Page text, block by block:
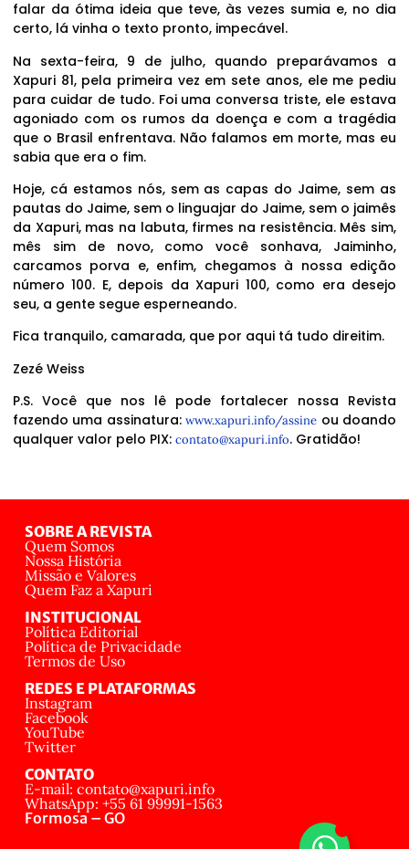
falar da ótima ideia que teve, às vezes sumia e, no dia
certo, lá vinha o texto pronto, impecável.
Na sexta-feira, 9 de julho, quando preparávamos a
Xapuri 81, pela primeira vez em sete anos, ele me pediu
para cuidar de tudo. Foi uma conversa triste, ele estava
agoniado com os rumos da doença e com a tragédia
que o Brasil enfrentava. Não falamos em morte, mas eu
sabia que era o fim.
Hoje, cá estamos nós, sem as capas do Jaime, sem as
pautas do Jaime, sem o linguajar do Jaime, sem o jaimês
da Xapuri, mas na labuta, firmes na resistência. Mês sim,
mês sim de novo, como você sonhava, Jaiminho,
carcamos porva e, enfim, chegamos à nossa edição
número 100. E, depois da Xapuri 100, como era desejo
seu, a gente segue esperneando.
Fica tranquilo, camarada, que por aqui tá tudo direitim.
Zezé Weiss
P.S. Você que nos lê pode fortalecer nossa Revista
fazendo uma assinatura:www.xapuri.info/assine ou doando
qualquer valor pelo PIX: contato@xapuri.info. Gratidão!
SOBRE A REVISTA
Quem Somos
Nossa História
Missão e Valores
Quem Faz a Xapuri
INSTITUCIONAL
Política Editorial
Política de Privacidade
Termos de Uso
REDES E PLATAFORMAS
Instagram
Facebook
YouTube
Twitter
CONTATO
E-mail: contato@xapuri.info
WhatsApp: +55 61 99991-1563
Formosa – GO